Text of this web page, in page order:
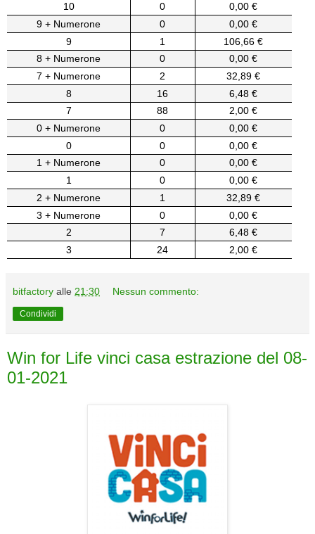
10
0
0,00 €
9 + Numerone
0
0,00 €
9
1
106,66 €
8 + Numerone
0
0,00 €
7 + Numerone
2
32,89 €
8
16
6,48 €
7
88
2,00 €
0 + Numerone
0
0,00 €
0
0
0,00 €
1 + Numerone
0
0,00 €
1
0
0,00 €
2 + Numerone
1
32,89 €
3 + Numerone
0
0,00 €
2
7
6,48 €
3
24 2,00 €
bitfactory alle 21:30 Nessun commento:
Condividi
Win for Life vinci casa estrazione del 08-
01-2021